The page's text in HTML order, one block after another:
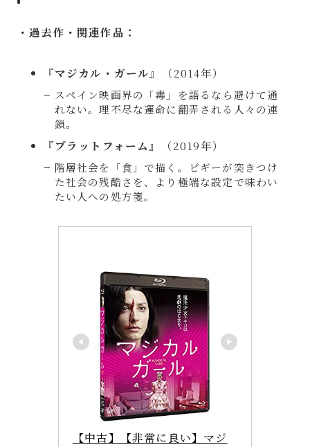
・過去作・関連作品：
『マジカル・ガール』（2014年）
スペイン映画界の「毒」を語るなら避けて通
れない。理不尽な運命に翻弄される人々の連
鎖。
『プラットフォーム』（2019年）
階層社会を「食」で描く。ピギーが突きつけ
た社会の残酷さを、より極端な設定で味わい
たい人への処方箋。
【中古】【非常に良い】マジ